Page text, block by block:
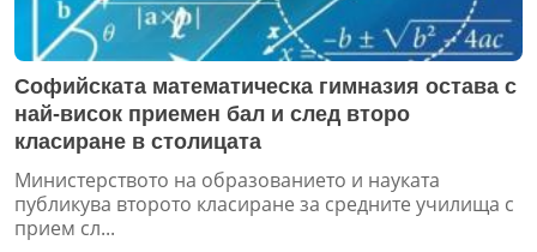
Софийската математическа гимназия остава с
най-висок приемен бал и след второ
класиране в столицата
Министерството на образованието и науката
публикува второто класиране за средните училища с
прием сл...